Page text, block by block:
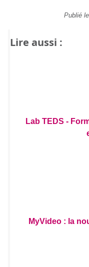
Publié
Lire aussi :
Lab TEDS -
MyVideo : la